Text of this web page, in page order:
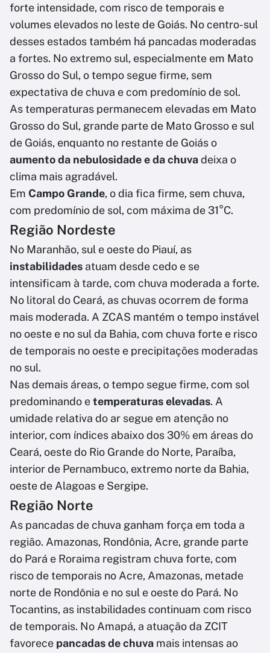
forte intensidade, com risco de temporais e
volumes elevados no leste de Goiás. No centro-sul
desses estados também há pancadas moderadas
a fortes. No extremo sul, especialmente em Mato
Grosso do Sul, o tempo segue firme, sem
expectativa de chuva e com predomínio de sol.
As temperaturas permanecem elevadas em Mato
Grosso do Sul, grande parte de Mato Grosso e sul
de Goiás, enquanto no restante de Goiás o
aumento da nebulosidade e da chuvadeixa o
clima mais agradável.
Em Campo Grande, o dia fica firme, sem chuva,
com predomínio de sol, com máxima de 31°C.
Região Nordeste
No Maranhão, sul e oeste do Piauí, as
instabilidades atuam desde cedo e se
intensificam à tarde, com chuva moderada a forte.
No litoral do Ceará, as chuvas ocorrem de forma
mais moderada. A ZCAS mantém o tempo instável
no oeste e no sul da Bahia, com chuva forte e risco
de temporais no oeste e precipitações moderadas
no sul.
Nas demais áreas, o tempo segue firme, com sol
predominando etemperaturas elevadas. A
umidade relativa do ar segue em atenção no
interior, com índices abaixo dos 30% em áreas do
Ceará, oeste do Rio Grande do Norte, Paraíba,
interior de Pernambuco, extremo norte da Bahia,
oeste de Alagoas e Sergipe.
Região Norte
As pancadas de chuva ganham força em toda a
região. Amazonas, Rondônia, Acre, grande parte
do Pará e Roraima registram chuva forte, com
risco de temporais no Acre, Amazonas, metade
norte de Rondônia e no sul e oeste do Pará. No
Tocantins, as instabilidades continuam com risco
de temporais. No Amapá, a atuação da ZCIT
favorece pancadas de chuva mais intensas ao